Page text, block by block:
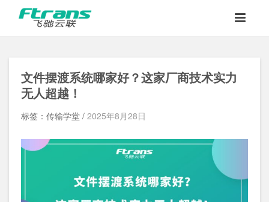
文件摆渡系统哪家好？这家厂商技术实力
无人超越！
标签：传输学堂 / 2025年8月28日